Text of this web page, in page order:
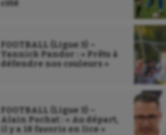
Sauvetage sportif
côté
FOOTBALL (Ligue 3) –
Yannick Pandor : « Prêts à
défendre nos couleurs »
FOOTBALL (Ligue 3) –
Alain Pochat : « Au départ,
il y a 18 favoris en lice »